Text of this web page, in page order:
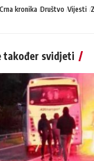
Crna kronika Društvo Vijesti
također svidjeti